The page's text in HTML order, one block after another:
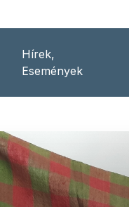
Hírek,
Események